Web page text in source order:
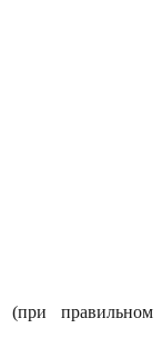
(при правильном